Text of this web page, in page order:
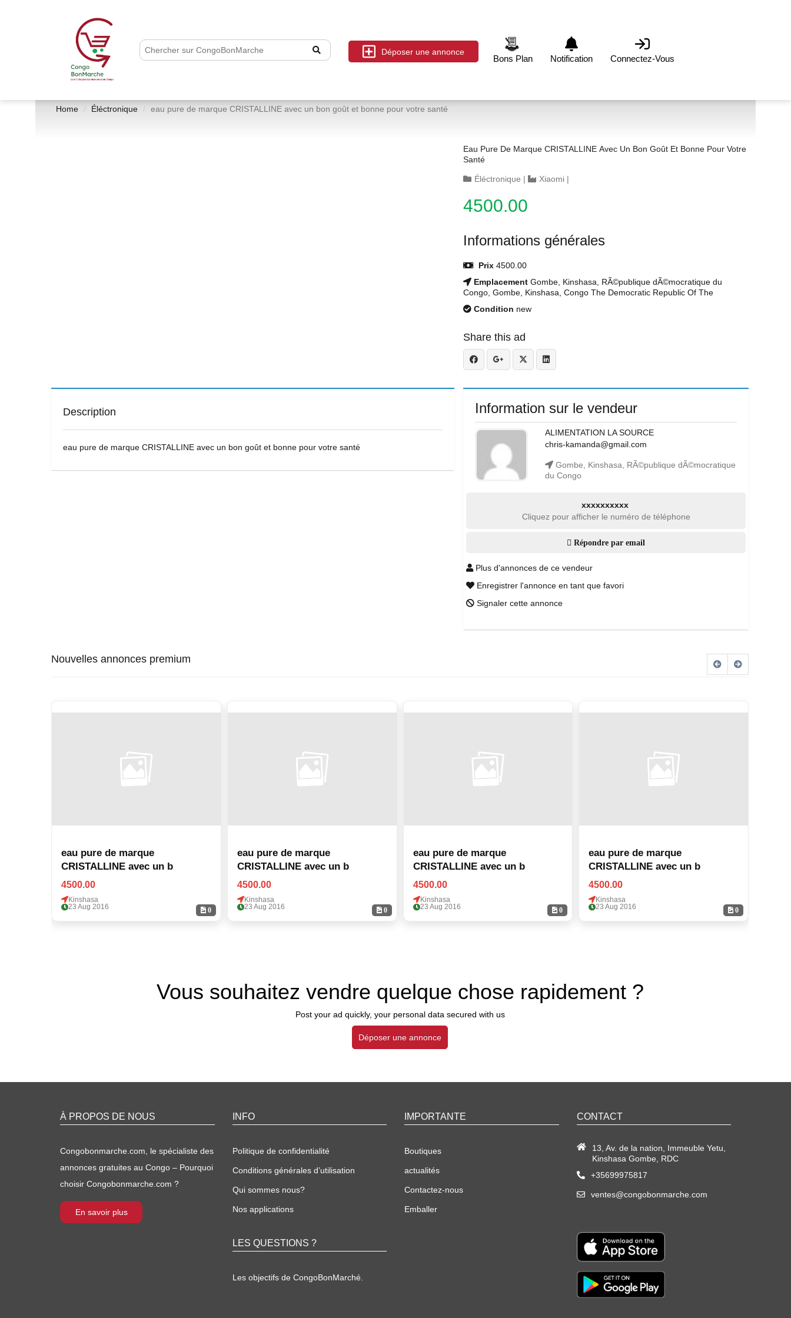
Déposer une annonce
Bons Plan Notification Connectez-Vous
Home Éléctronique eau pure de marque CRISTALLINE avec un bon goût et bonne pour votre santé
Eau Pure De Marque CRISTALLINE Avec Un Bon Goût Et Bonne Pour Votre
Santé
Éléctronique | Xiaomi |
4500.00
Informations générales
Prix 4500.00
Emplacement Gombe, Kinshasa, RÃ©publique dÃ©mocratique du
Congo, Gombe, Kinshasa, Congo The Democratic Republic Of The
Condition new
Share this ad
Description
eau pure de marque CRISTALLINE avec un bon goût et bonne pour votre santé
Information sur le vendeur
ALIMENTATION LA SOURCE
chris-kamanda@gmail.com
Gombe, Kinshasa, RÃ©publique dÃ©mocratique
du Congo
xxxxxxxxxx
Cliquez pour afficher le numéro de téléphone
Répondre par email
Plus d'annonces de ce vendeur
Enregistrer l'annonce en tant que favori
Signaler cette annonce
Nouvelles annonces premium
0
eau pure de marque
CRISTALLINE avec un b
4500.00
Kinshasa
23 Aug 2016
0
eau pure de marque
CRISTALLINE avec un b
4500.00
Kinshasa
23 Aug 2016
0
eau pure de marque
CRISTALLINE avec un b
4500.00
Kinshasa
23 Aug 2016
0
eau pure de marque
CRISTALLINE avec un b
4500.00
Kinshasa
23 Aug 2016
Vous souhaitez vendre quelque chose rapidement ?
Post your ad quickly, your personal data secured with us
Déposer une annonce
À PROPOS DE NOUS
Congobonmarche.com, le spécialiste des
annonces gratuites au Congo – Pourquoi
choisir Congobonmarche.com ?
En savoir plus
INFO
Politique de confidentialité
Conditions générales d’utilisation
Qui sommes nous?
Nos applications
LES QUESTIONS ?
Les objectifs de CongoBonMarché.
IMPORTANTE
Boutiques
actualités
Contactez-nous
Emballer
CONTACT
13, Av. de la nation, Immeuble Yetu,
Kinshasa Gombe, RDC
+35699975817
ventes@congobonmarche.com